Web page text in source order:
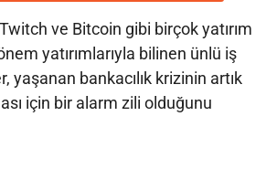
ve Bitcoin gibi birçok yatırım
yatırımlarıyla bilinen ünlü iş
yaşanan bankacılık krizinin artık
için bir alarm zili olduğunu